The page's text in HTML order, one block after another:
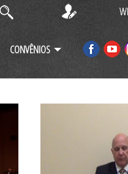
CONVÊNIOS